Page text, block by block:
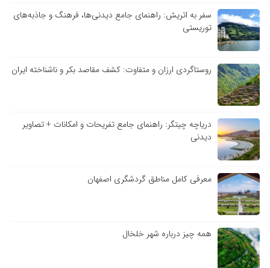
سفر به اتریش: راهنمای جامع دیدنی‌ها، فرهنگ و جاذبه‌های
توریستی
روستاگردی ارزان و متفاوت: کشف مقاصد بکر و ناشناخته ایران
دریاچه چیتگر: راهنمای جامع تفریحات و امکانات + تصاویر
دیدنی
معرفی کامل مناطق گردشگری اصفهان
همه چیز درباره شهر خلخال